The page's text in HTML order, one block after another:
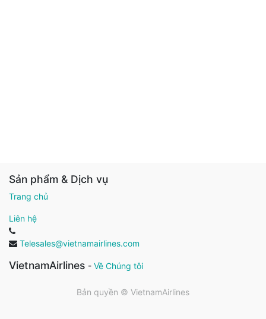
Sản phẩm & Dịch vụ
Trang chủ
Liên hệ
Telesales@vietnamairlines.com
VietnamAirlines - Về Chúng tôi
Bản quyền © VietnamAirlines